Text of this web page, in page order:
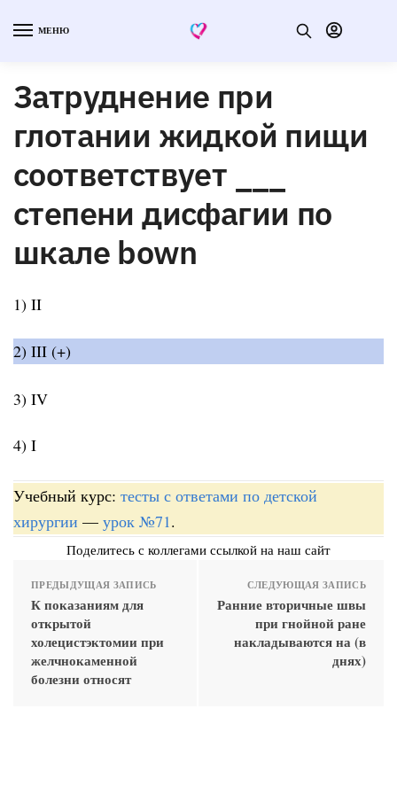
МЕНЮ
Затруднение при
глотании жидкой пищи
соответствует ___
степени дисфагии по
шкале bown
1) II
2) III (+)
3) IV
4) I
Учебный курс: тесты с ответами по детской
хирургии — урок №71.
Поделитесь с коллегами ссылкой на наш сайт
ПРЕДЫДУЩАЯ ЗАПИСЬ
К показаниям для
открытой
холецистэктомии при
желчнокаменной
болезни относят
СЛЕДУЮЩАЯ ЗАПИСЬ
Ранние вторичные швы
при гнойной ране
накладываются на (в
днях)